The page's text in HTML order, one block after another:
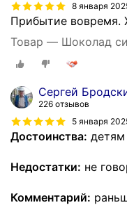
8 января
Прибытие вовремя.
Товар — Шоколад
Сергей
226 отзывов
5 января
Достоинства: детям
Недостатки: не
Комментарий: